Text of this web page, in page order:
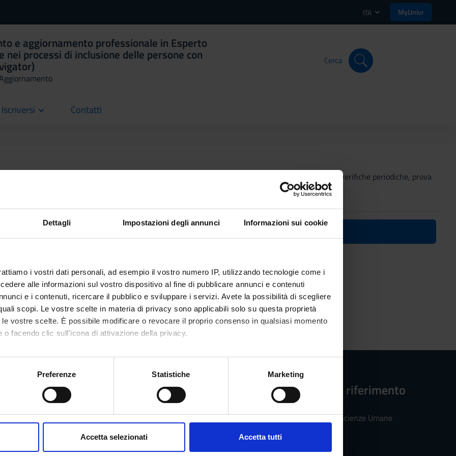
Dettagli Impostazioni degli annunci Informazioni sui cookie
i vostri dati personali, ad esempio il vostro numero IP, utilizzando tecnologie come i
alle informazioni sul vostro dispositivo al fine di pubblicare annunci e contenuti
e i contenuti, ricercare il pubblico e sviluppare i servizi. Avete la possibilità di scegliere
scopi. Le vostre scelte in materia di privacy sono applicabili solo su questa proprietà
vostre scelte. È possibile modificare o revocare il proprio consenso in qualsiasi momento
o facendo clic sull'icona di attivazione della privacy.
anche:
sulla tua posizione geografica, con un'approssimazione di qualche metro,
in qualsiasi momento dalla Dichiarazione sui cookie.
Preferenze Statistiche Marketing
Accetta selezionati Accetta tutti
ITA MyUnivr
e aggiornamento professionale in Esperto
processi di inclusione delle persone con Cerca
Iscriversi Contatti
current
il piano didattico, l'organizzazione del corso (periodo e sede), le attività didattiche (project work, verifiche periodiche, prova
e l’iscrizione ai singoli moduli.
(2021/2022)
Crediti
2
Servizi e Faq
Futuri studenti
Studenti
Strutture di riferimento
Dipartimento di Scienze Umane